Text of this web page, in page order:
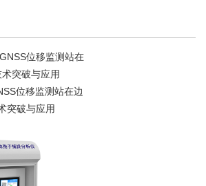
位移监测站在边
突破与应用